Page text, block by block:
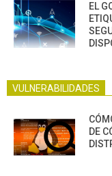
EL
VULNERABILIDADES
DE